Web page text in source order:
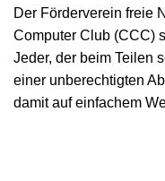
Der Förderverein freie
Computer Club (CCC)
Jeder, der beim Teilen
einer unberechtigten
damit auf einfachem